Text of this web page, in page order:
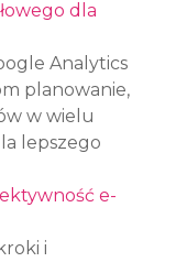
dla
Analytics
planowanie,
w wielu
lepszego
e-
i